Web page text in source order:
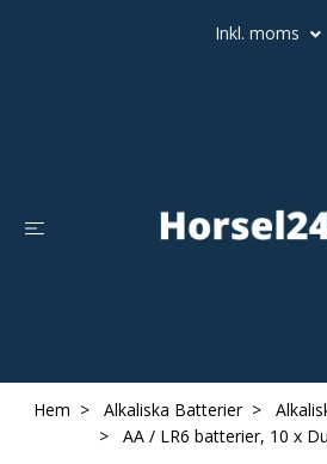
Inkl. moms
Hem Alkaliska Batterier
AA / LR6 batterier, 10 x